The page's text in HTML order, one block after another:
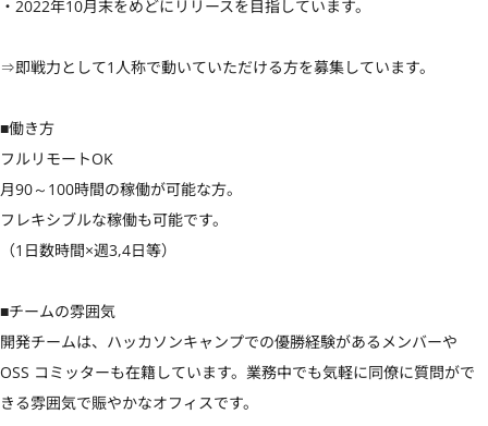
・2022年10月末をめどにリリースを目指しています。
⇒即戦力として1人称で動いていただける方を募集しています。
■働き方
フルリモートOK
月90～100時間の稼働が可能な方。
フレキシブルな稼働も可能です。
（1日数時間×週3,4日等）
■チームの雰囲気
開発チームは、ハッカソンキャンプでの優勝経験があるメンバーや
OSS コミッターも在籍しています。業務中でも気軽に同僚に質問がで
きる雰囲気で賑やかなオフィスです。